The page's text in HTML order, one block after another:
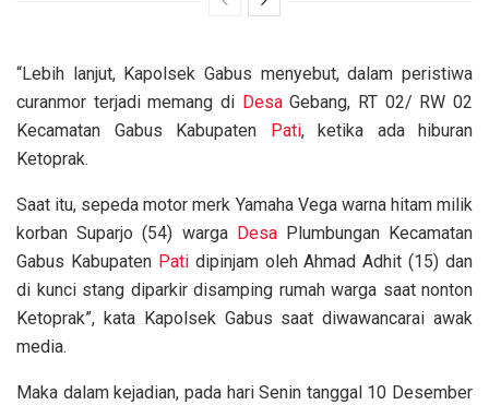
“Lebih lanjut, Kapolsek Gabus menyebut, dalam peristiwa
curanmor terjadi memang di DesaGebang, RT 02/ RW 02
Kecamatan Gabus Kabupaten
Pati, ketika ada hiburan
Ketoprak.
Saat itu, sepeda motor merk Yamaha Vega warna hitam milik
korban Suparjo (54) warga DesaPlumbungan Kecamatan
Gabus Kabupaten Patidipinjam oleh Ahmad Adhit (15) dan
di kunci stang diparkir disamping rumah warga saat nonton
Ketoprak”, kata Kapolsek Gabus saat diwawancarai awak
media.
Maka dalam kejadian, pada hari Senin tanggal 10 Desember